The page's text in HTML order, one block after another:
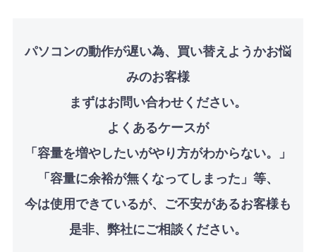
パソコンの動作が遅い為、買い替えようかお悩
みのお客様
まずはお問い合わせください。
よくあるケースが
「容量を増やしたいがやり方がわからない。」
「容量に余裕が無くなってしまった」等、
今は使用できているが、ご不安があるお客様も
是非、弊社にご相談ください。